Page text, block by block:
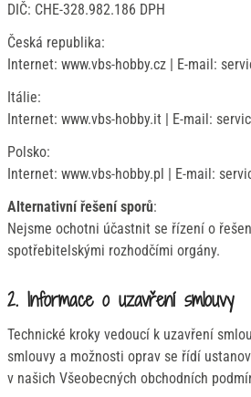
DIČ: CHE-328.982.186 DPH
Česká republika:
Internet: www.vbs-hobby.cz | E-mail:
Itálie:
Internet: www.vbs-hobby.it | E-mail:
Polsko:
Internet: www.vbs-hobby.pl | E-mail:
Alternativní řešení sporů:
Nejsme ochotni účastnit se řízení o
spotřebitelskými rozhodčími orgány.
2. Informace o uzavření smlouvy
Technické kroky vedoucí k uzavření
smlouvy a možnosti oprav se řídí
v našich Všeobecných obchodních